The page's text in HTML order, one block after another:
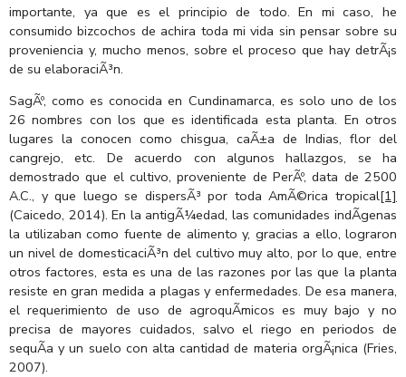
importante, ya que es el principio de todo. En mi caso, he
consumido bizcochos de achira toda mi vida sin pensar sobre su
proveniencia y, mucho menos, sobre el proceso que hay detrÃ¡s
de su elaboraciÃ³n.
SagÃº, como es conocida en Cundinamarca, es solo uno de los
26 nombres con los que es identificada esta planta. En otros
lugares la conocen como chisgua, caÃ±a de Indias, flor del
cangrejo, etc. De acuerdo con algunos hallazgos, se ha
demostrado que el cultivo, proveniente de PerÃº, data de 2500
A.C., y que luego se dispersÃ³ por toda AmÃ©rica tropical[1]
(Caicedo, 2014). En la antigÃ¼edad, las comunidades indÃ­genas
la utilizaban como fuente de alimento y, gracias a ello, lograron
un nivel de domesticaciÃ³n del cultivo muy alto, por lo que, entre
otros factores, esta es una de las razones por las que la planta
resiste en gran medida a plagas y enfermedades. De esa manera,
el requerimiento de uso de agroquÃ­micos es muy bajo y no
precisa de mayores cuidados, salvo el riego en periodos de
sequÃ­a y un suelo con alta cantidad de materia orgÃ¡nica (Fries,
2007).